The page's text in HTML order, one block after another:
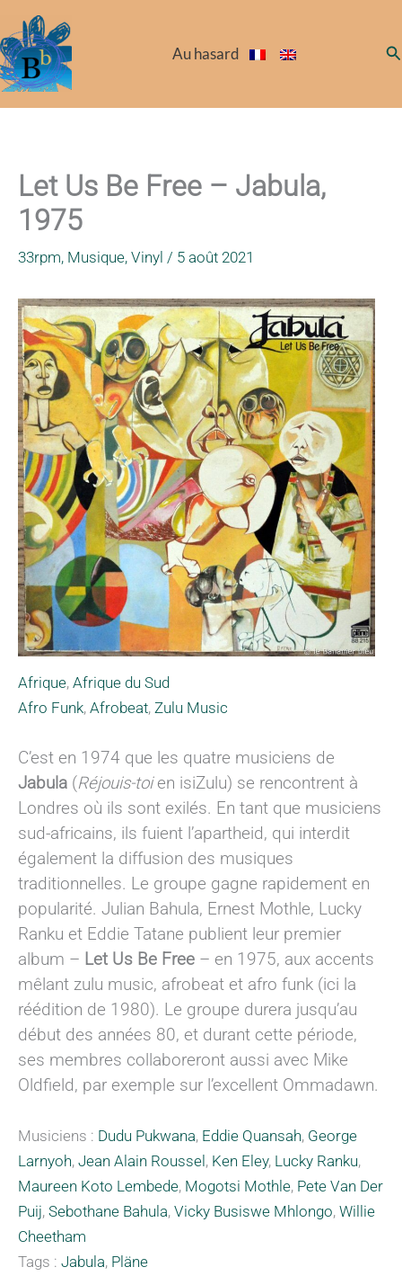
au
contenu
Au hasard
Let Us Be Free – Jabula,
1975
33rpm, Musique, Vinyl / 5 août 2021
Afrique, Afrique du Sud
Afro Funk, Afrobeat, Zulu Music
C’est en 1974 que les quatre musiciens de
Jabula (Réjouis-toien isiZulu) se rencontrent à
Londres où ils sont exilés. En tant que musiciens
sud-africains, ils fuient l’apartheid, qui interdit
également la diffusion des musiques
traditionnelles. Le groupe gagne rapidement en
popularité. Julian Bahula, Ernest Mothle, Lucky
Ranku et Eddie Tatane publient leur premier
album – Let Us Be Free – en 1975, aux accents
mêlant zulu music, afrobeat et afro funk (ici la
réédition de 1980). Le groupe durera jusqu’au
début des années 80, et durant cette période,
ses membres collaboreront aussi avec Mike
Oldfield, par exemple sur l’excellent Ommadawn.
Musiciens : Dudu Pukwana, Eddie Quansah, George
Larnyoh, Jean Alain Roussel , Ken Eley, Lucky Ranku,
Maureen Koto Lembede, Mogotsi Mothle, Pete Van Der
Puij, Sebothane Bahula, Vicky Busiswe Mhlongo, Willie
Cheetham
Tags : Jabula, Pläne